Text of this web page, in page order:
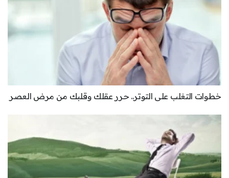
خطوات التغلب على التوتر.. حرر عقلك وقلبك من مرض العصر